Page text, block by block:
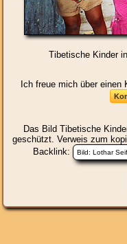
Tibetische Kinder
Ich freue mich über einen
Das Bild Tibetische
geschützt. Verweis zum
Backlink: